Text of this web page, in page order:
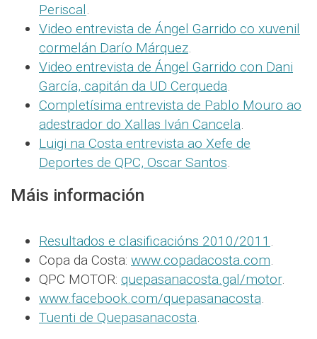
Periscal.
Video entrevista de Ángel Garrido co xuvenil
cormelán Darío Márquez.
Video entrevista de Ángel Garrido con Dani
García, capitán da UD Cerqueda.
Completísima entrevista de Pablo Mouro ao
adestrador do Xallas Iván Cancela.
Luigi na Costa entrevista ao Xefe de
Deportes de QPC, Oscar Santos.
Máis información
Resultados e clasificacións 2010/2011 .
Copa da Costa: www.copadacosta.com.
QPC MOTOR: quepasanacosta.gal/motor.
www.facebook.com/quepasanacosta.
Tuenti de Quepasanacosta.